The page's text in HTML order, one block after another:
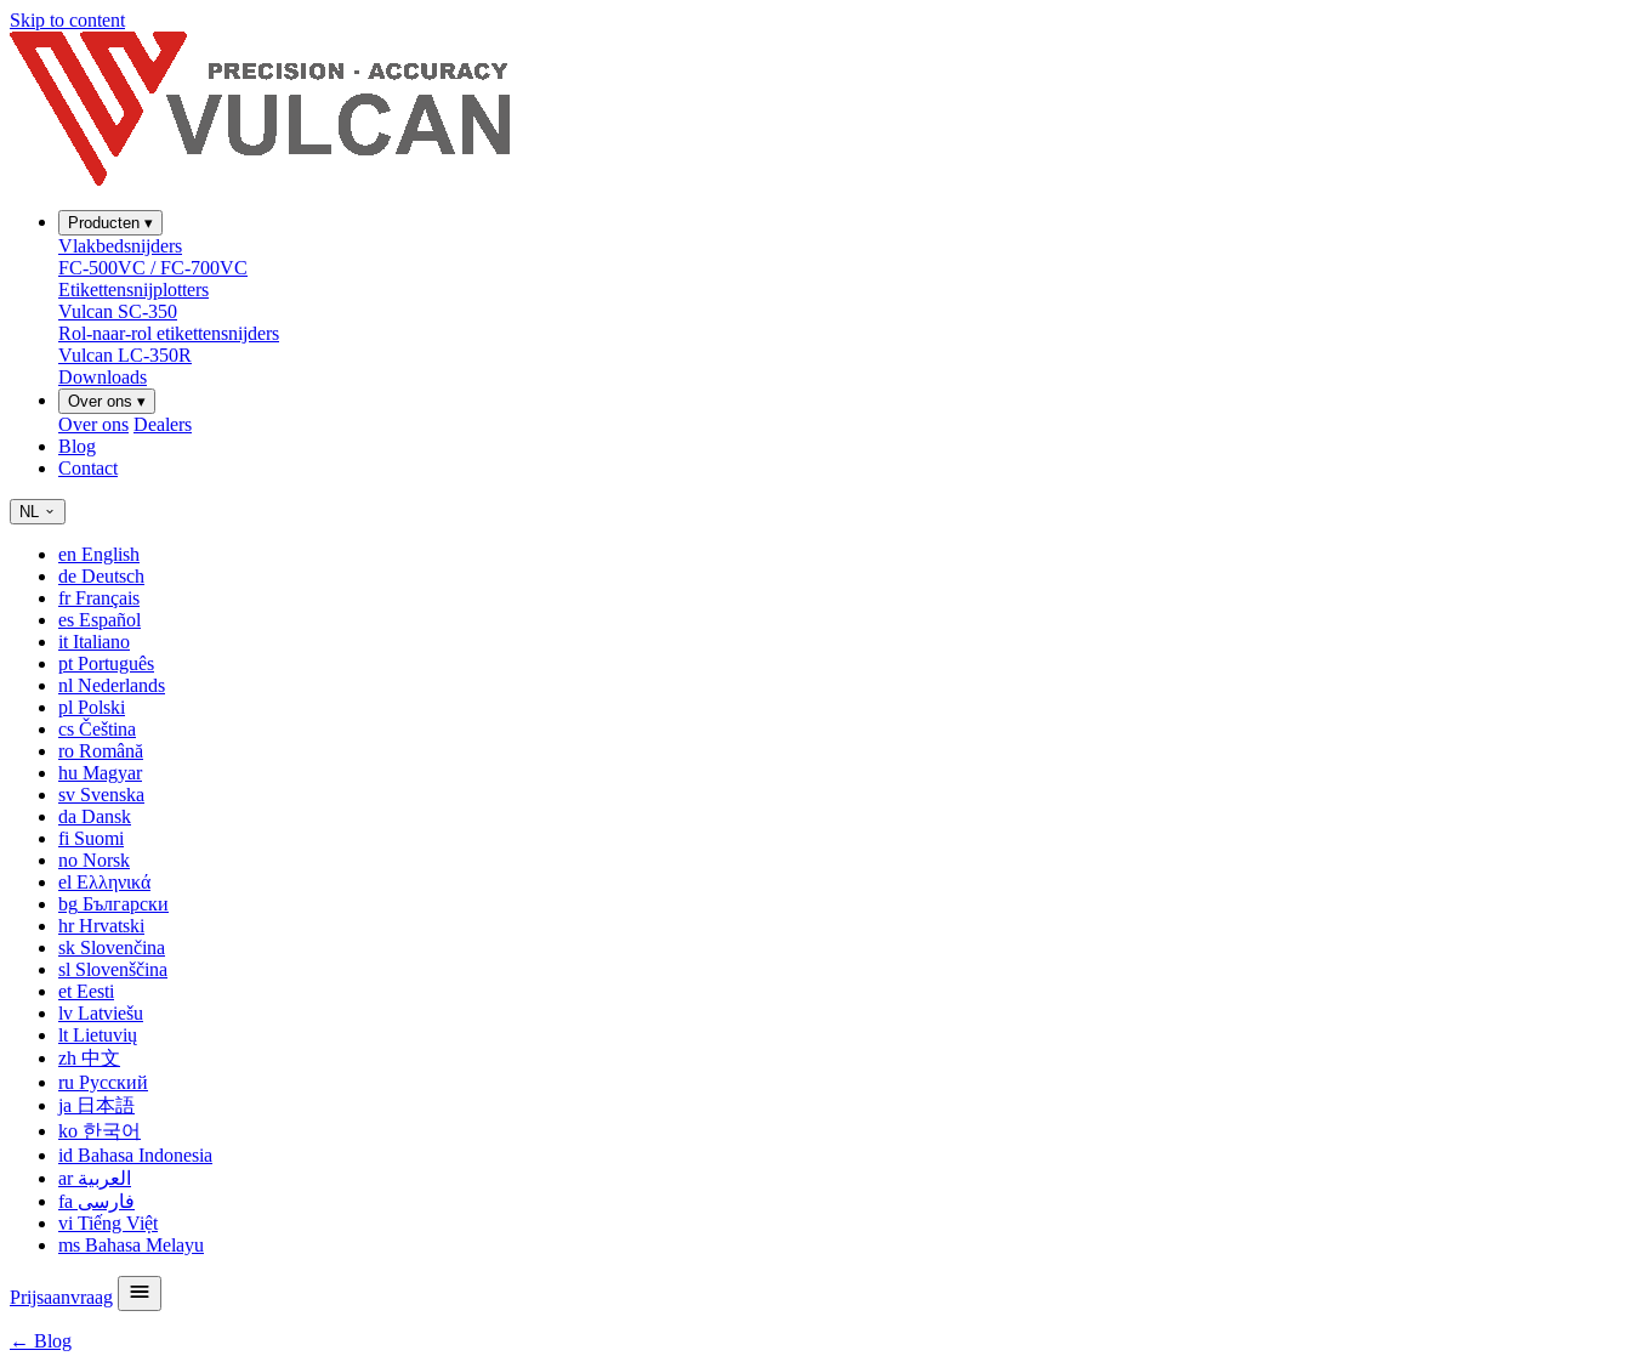
Skip to content
Producten ▾
Vlakbedsnijders
FC-500VC / FC-700VC
Etikettensnijplotters
Vulcan SC-350
Rol-naar-rol etikettensnijders
Vulcan LC-350R
Downloads
Over ons ▾
Over ons Dealers
Blog
Contact
NL
en English
de Deutsch
frFrançais
es Español
it Italiano
pt Português
nl Nederlands
pl Polski
cs Čeština
ro Română
hu Magyar
sv Svenska
da Dansk
fi Suomi
no Norsk
el Ελληνικά
bg Български
hrHrvatski
sk Slovenčina
sl Slovenščina
et Eesti
lv Latviešu
lt Lietuvių
zh 中文
ru Русский
ja 日本語
ko 한국어
id Bahasa Indonesia
ar العربية
fa فارسی
vi Tiếng Việt
ms Bahasa Melayu
Prijsaanvraag
← Blog